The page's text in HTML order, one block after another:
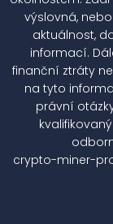
výslovná,
aktuálnost,
informací.
finanční ztráty
na tyto
právní
crypto-miner-